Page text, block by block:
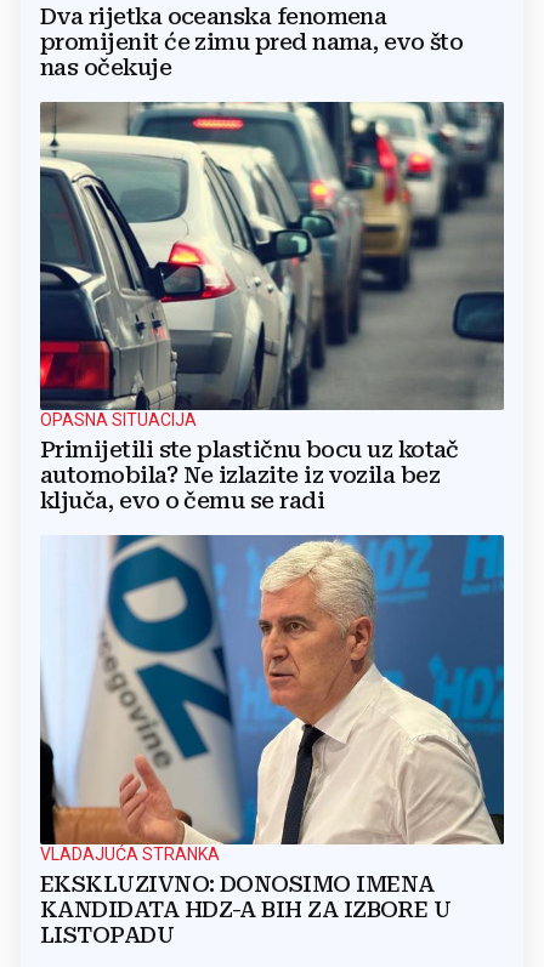
Dva rijetka oceanska fenomena
promijenit će zimu pred nama, evo što
nas očekuje
OPASNA SITUACIJA
Primijetili ste plastičnu bocu uz kotač
automobila? Ne izlazite iz vozila bez
ključa, evo o čemu se radi
VLADAJUĆA STRANKA
EKSKLUZIVNO: DONOSIMO IMENA
KANDIDATA HDZ-A BIH ZA IZBORE U
LISTOPADU